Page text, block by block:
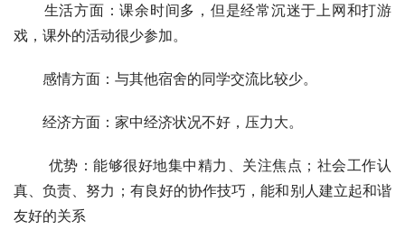
生活方面：课余时间多，但是经常沉迷于上网和打游
戏，课外的活动很少参加。
感情方面：与其他宿舍的同学交流比较少。
经济方面：家中经济状况不好，压力大。
优势：能够很好地集中精力、关注焦点；社会工作认
真、负责、努力；有良好的协作技巧，能和别人建立起和谐
友好的关系